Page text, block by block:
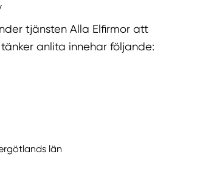
tjänsten Alla Elfirmor att
anlita innehar följande:
län